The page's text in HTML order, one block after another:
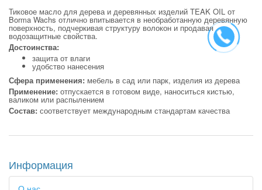
Тиковое масло для дерева и деревянных изделий TEAK OIL от
Borma Wachs отлично впитывается в необработанную деревянную
поверхность, подчеркивая структуру волокон и продавая
водозащитные свойства.
Достоинства:
защита от влаги
удобство нанесения
Сфера применения: мебель в сад или парк, изделия из дерева
Применение: отпускается в готовом виде, наноситься кистью,
валиком или распылением
Состав: соответствует международным стандартам качества
Информация